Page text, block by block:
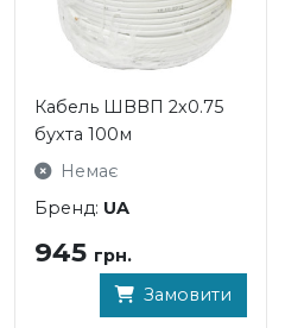
Кабель ШВВП 2х0.75
бухта 100м
Немає
Бренд: UA
945 грн.
Замовити